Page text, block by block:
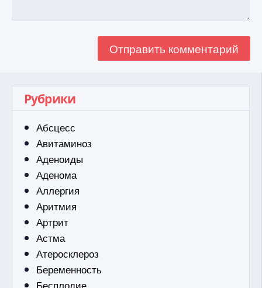
Рубрики
Абсцесс
Авитаминоз
Аденоиды
Аденома
Аллергия
Аритмия
Артрит
Астма
Атеросклероз
Беременность
Бесплодие